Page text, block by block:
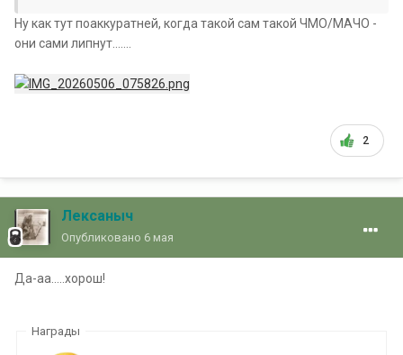
Ну как тут поаккуратней, когда такой сам такой ЧМО/МАЧО -
они сами липнут.......
2
Лексаныч
Опубликовано 6 мая
Да-аа.....хорош!
Награды